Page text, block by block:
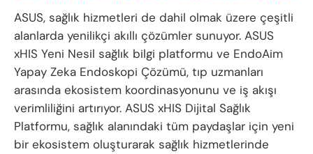
ASUS, sağlık hizmetleri de dahil olmak üzere çeşitli
alanlarda yenilikçi akıllı çözümler sunuyor. ASUS
xHIS Yeni Nesil sağlık bilgi platformu ve EndoAim
Yapay Zeka Endoskopi Çözümü, tıp uzmanları
arasında ekosistem koordinasyonunu ve iş akışı
verimliliğini artırıyor. ASUS xHIS Dijital Sağlık
Platformu, sağlık alanındaki tüm paydaşlar için yeni
bir ekosistem oluşturarak sağlık hizmetlerinde